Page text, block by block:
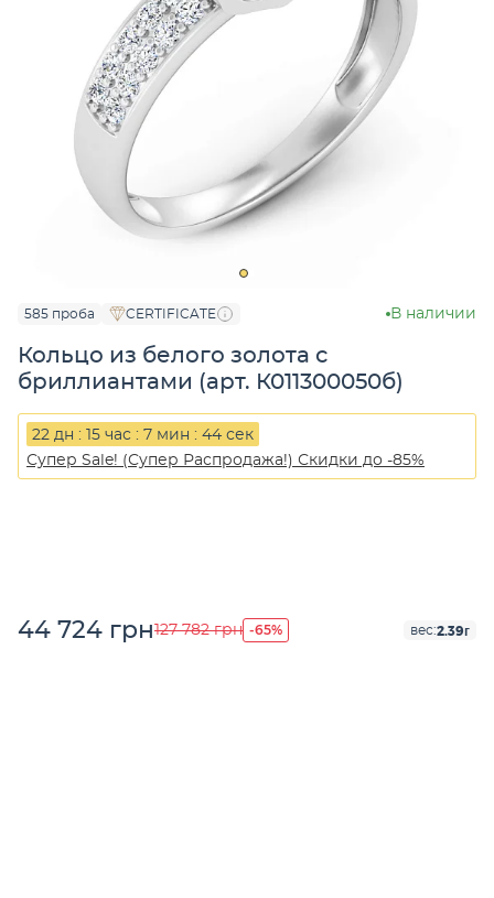
585 проба CERTIFICATE В наличии
Кольцо из белого золота с
бриллиантами (арт. К011300050б)
22 дн : 15 час : 7 мин : 44 сек
Супер Sale! (Супер Распродажа!) Скидки до -85%
44 724 грн127 782 грн -65% вес:2.39г